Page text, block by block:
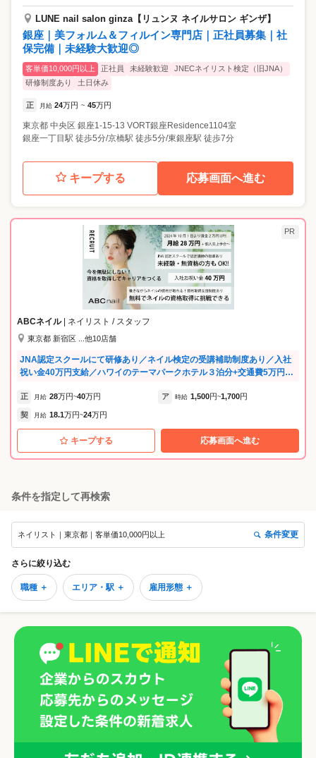
LUNE nail salon ginza【リュンヌ ネイルサロン ギンザ】
銀座｜美フォルム＆フィルイン専門店｜正社員募集｜社
保完備｜未経験大歓迎◎
客単価10,000円以上 正社員 未経験歓迎
JNECネイリスト検定（旧JNA）
研修制度あり
土日休み
正 月給 24万円 ~ 45万円
東京都 中央区 銀座1-15-13 VORT銀座Residence1104室
銀座一丁目駅 徒歩5分/京橋駅 徒歩5分/東銀座駅 徒歩7分
キープする 応募画面へ進む
PR
ABCネイル| ネイリスト / スタッフ
東京都 新宿区 ...他10店舗
JNA認定スクールにて研修あり／ネイル検定の受講補助制度あり／入社
祝い金40万円支給／ハワイのテーマパークホテル３泊分+交通費5万円支
ど、福利厚生が充実♪ .。*゜+.*.。 ABCネイルのビジョン ゜+..。*゜+ 当
社は『お客様満足のための社員満足』を信条に規模を拡大してきまし
でABCネイルを運営していきます。 お客様への最高のサービスは、スタ
ッフの“やりがい”と“笑顔”から生まれると考え、働く環境づくりに力を
入れています。 私たちの強みは「教育」「働き方」「待遇」のすべてに
JNA/JNEC検定合格に向けた質の高い指導が受けられる環境で、基礎か
資格取得費用は会社が補助（福利厚生の一環） ◆研修期間は1.5〜2カ月
（週5日目安）で、未経験の方も安心デビュー 約8割のスタッフが未経験
からスタートし、一人前のネイリストとして活躍中です♪ 【多様な働き
方「ABC WORK STYLE」】 ライフスタイルに合わせて柔軟に働ける新
制度を導入！利用スタッフも増えています♪ ◆月17〜21日勤務から選択
OK ◆半年毎に出勤日数を変える事も出来ます！ （事例紹介） ・月17日
出勤にしてスクールに通う ・実家暮らしなので月20日出勤にしてプライ
ベート充実 ・副業があるので月18日出勤にして両立 【安心の待遇・福利
厚生】 ・基本給＋歩合＋賞与あり（頑張りがしっかり反映！） ・昇給制
度あり ・残業代も全額支給 ・社会保険完備 ・有給休暇100％消化実績
・無料健康診断あり ・お祝い金最大40万円支給（入社特典） ・アワード
上位入社には賞金＆「ハワイ高級ホテル3泊無料+交通費5万円」※2025
年は8名のスタッフがＨawaiiへ♪ 技術・待遇・環境のすべてが整ったサ
正 月給 28万円 ~40万円 ア 時給 1,500円 ~1,700円
契 月給 18.1万円~24万円
キープする 応募画面へ進む
条件を指定して再検索
ネイリスト｜東京都｜客単価10,000円以上 条件変更
さらに絞り込む
職種 ＋ エリア・駅 ＋ 雇用形態 ＋